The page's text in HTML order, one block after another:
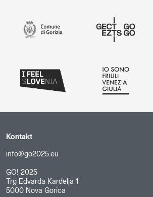
Kontakt
info@go2025.eu
GO! 2025
Trg Edvarda Kardelja 1
5000 Nova Gorica